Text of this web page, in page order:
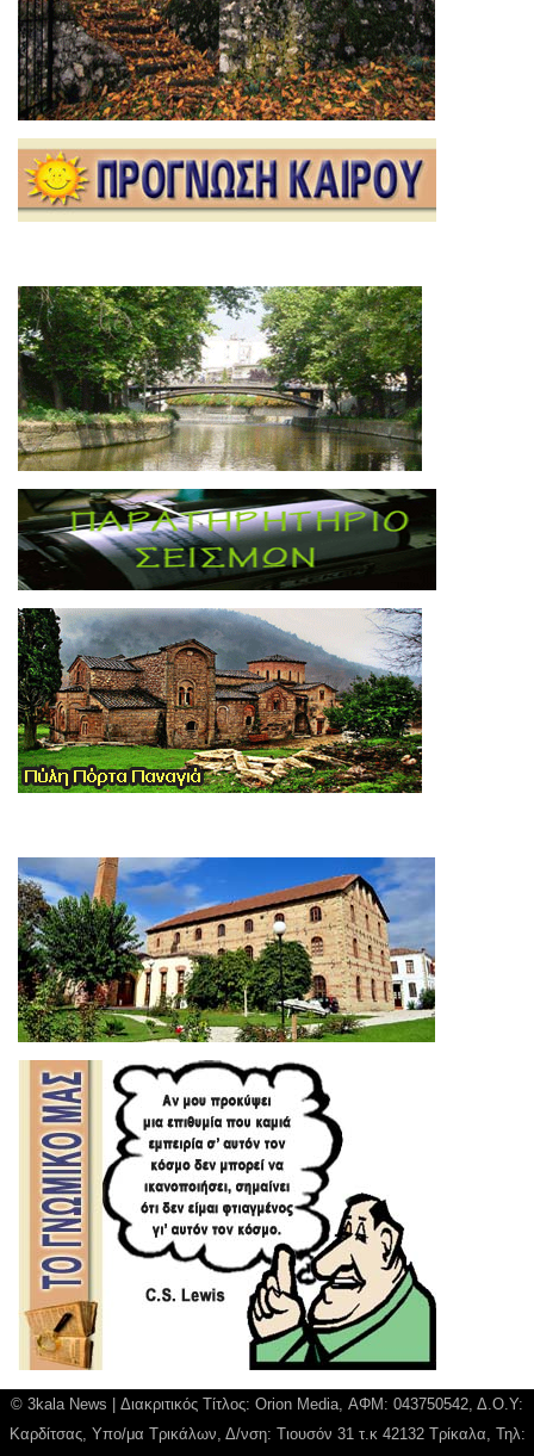
© 3kala News | Διακριτικός Τίτλος: Orion Media, ΑΦΜ: 043750542, Δ.Ο.Υ:
Καρδίτσας, Υπο/μα Τρικάλων, Δ/νση: Τιουσόν 31 τ.κ 42132 Τρίκαλα, Τηλ: